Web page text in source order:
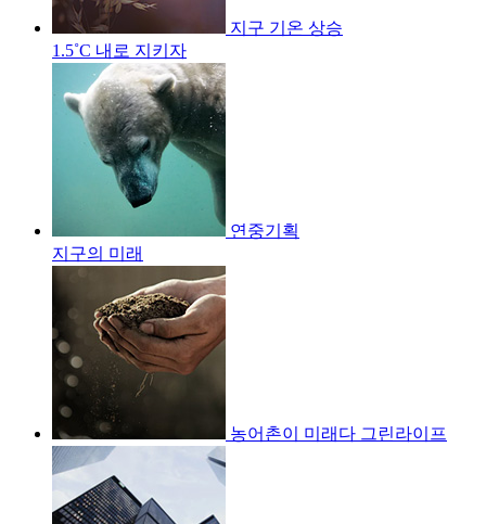
지구 기온 상승
1.5˚C 내로 지키자
연중기획
지구의 미래
농어촌이 미래다 그린라이프